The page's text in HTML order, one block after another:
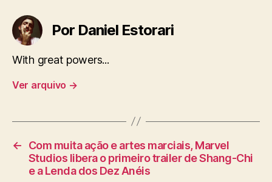
Por Daniel Estorari
With great powers...
Ver arquivo →
←
Com muita ação e artes marciais, Marvel
Studios libera o primeiro trailer de Shang-Chi
e a Lenda dos Dez Anéis